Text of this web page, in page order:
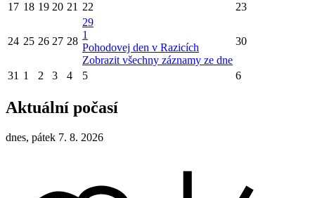
17 18 19 20 21 22 23
24 25 26 27 28
29
1
Pohodovej den v Razicích
Zobrazit všechny záznamy ze dne
30
31 1 2 3 4 5 6
Aktuální počasí
dnes, pátek 7. 8. 2026